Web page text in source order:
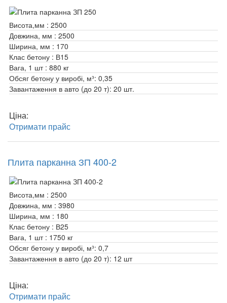
Висота,мм : 2500
Довжина, мм : 2500
Ширина, мм : 170
Клас бетону : В15
Вага, 1 шт : 880 кг
Обсяг бетону у виробі, м³: 0,35
Завантаження в авто (до 20 т): 20 шт.
Ціна:
Отримати прайс
Плита парканна ЗП 400-2
Висота,мм : 2500
Довжина, мм : 3980
Ширина, мм : 180
Клас бетону : В25
Вага, 1 шт : 1750 кг
Обсяг бетону у виробі, м³: 0,7
Завантаження в авто (до 20 т): 12 шт
Ціна:
Отримати прайс